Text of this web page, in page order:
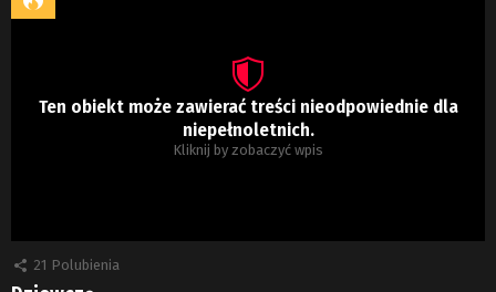
Ten obiekt może zawierać treści nieodpowiednie dla
niepełnoletnich.
Kliknij by zobaczyć wpis
21 Polubienia